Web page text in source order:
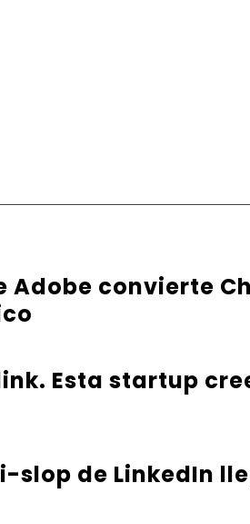
Adobe convierte
Esta startup
slop de LinkedIn